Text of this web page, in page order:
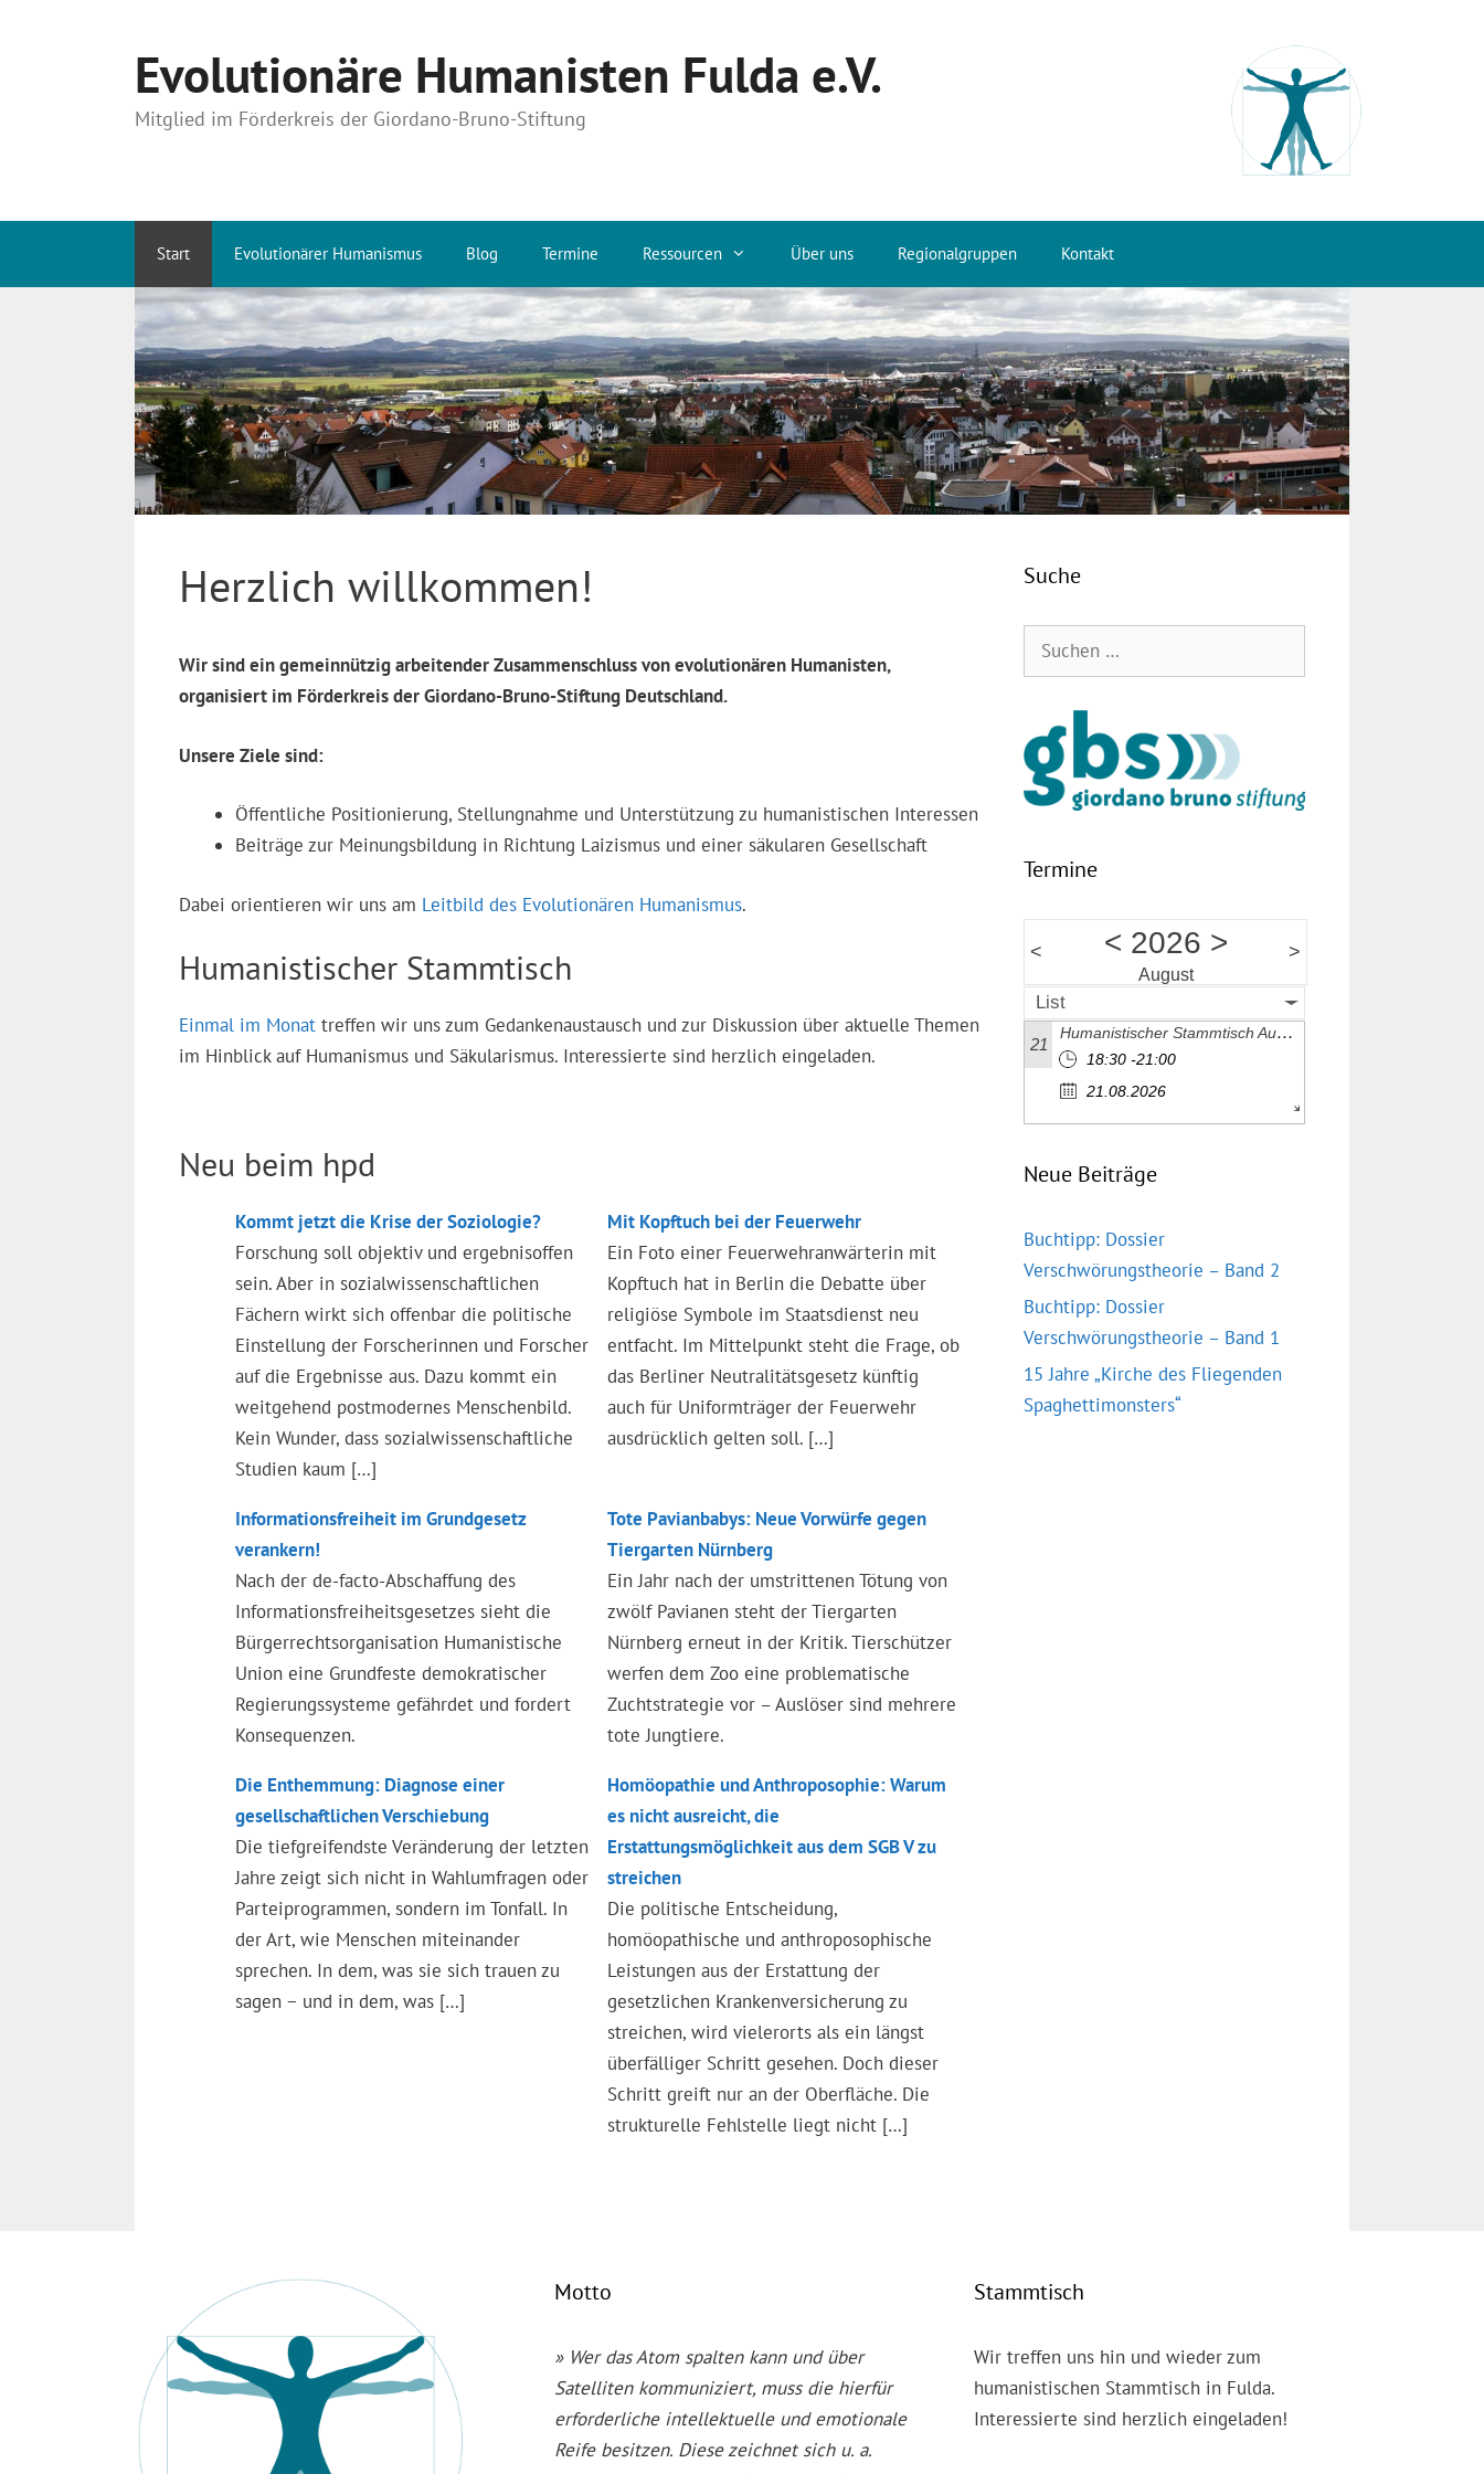
Evolutionäre Humanisten Fulda e.V.
Mitglied im Förderkreis der Giordano-Bruno-Stiftung
Start Evolutionärer Humanismus Blog Termine Ressourcen Über uns Regionalgruppen Kontakt
Herzlich willkommen!
Wir sind ein gemeinnützig arbeitender Zusammenschluss von evolutionären Humanisten,
organisiert im Förderkreis der Giordano-Bruno-Stiftung Deutschland.
Unsere Ziele sind:
Öffentliche Positionierung, Stellungnahme und Unterstützung zu humanistischen Interessen
Beiträge zur Meinungsbildung in Richtung Laizismus und einer säkularen Gesellschaft
Dabei orientieren wir uns am Leitbild des Evolutionären Humanismus.
Humanistischer Stammtisch
Einmal im Monat treffen wir uns zum Gedankenaustausch und zur Diskussion über aktuelle Themen
im Hinblick auf Humanismus und Säkularismus. Interessierte sind herzlich eingeladen.
Neu beim hpd
Kommt jetzt die Krise der Soziologie?
Forschung soll objektiv und ergebnisoffen
sein. Aber in sozialwissenschaftlichen
Fächern wirkt sich offenbar die politische
Einstellung der Forscherinnen und Forscher
auf die Ergebnisse aus. Dazu kommt ein
weitgehend postmodernes Menschenbild.
Kein Wunder, dass sozialwissenschaftliche
Studien kaum […]
Mit Kopftuch bei der Feuerwehr
Ein Foto einer Feuerwehranwärterin mit
Kopftuch hat in Berlin die Debatte über
religiöse Symbole im Staatsdienst neu
entfacht. Im Mittelpunkt steht die Frage, ob
das Berliner Neutralitätsgesetz künftig
auch für Uniformträger der Feuerwehr
ausdrücklich gelten soll. […]
Informationsfreiheit im Grundgesetz
verankern!
Nach der de-facto-Abschaffung des
Informationsfreiheitsgesetzes sieht die
Bürgerrechtsorganisation Humanistische
Union eine Grundfeste demokratischer
Regierungssysteme gefährdet und fordert
Konsequenzen.
Tote Pavianbabys: Neue Vorwürfe gegen
Tiergarten Nürnberg
Ein Jahr nach der umstrittenen Tötung von
zwölf Pavianen steht der Tiergarten
Nürnberg erneut in der Kritik. Tierschützer
werfen dem Zoo eine problematische
Zuchtstrategie vor – Auslöser sind mehrere
tote Jungtiere.
Die Enthemmung: Diagnose einer
gesellschaftlichen Verschiebung
Die tiefgreifendste Veränderung der letzten
Jahre zeigt sich nicht in Wahlumfragen oder
Parteiprogrammen, sondern im Tonfall. In
der Art, wie Menschen miteinander
sprechen. In dem, was sie sich trauen zu
sagen − und in dem, was […]
Homöopathie und Anthroposophie: Warum
es nicht ausreicht, die
Erstattungsmöglichkeit aus dem SGB V zu
streichen
Die politische Entscheidung,
homöopathische und anthroposophische
Leistungen aus der Erstattung der
gesetzlichen Krankenversicherung zu
streichen, wird vielerorts als ein längst
überfälliger Schritt gesehen. Doch dieser
Schritt greift nur an der Oberfläche. Die
strukturelle Fehlstelle liegt nicht […]
Suche
Suchen
nach:
Termine
< < 2026 >
August
>
List
21
Humanistischer Stammtisch August 2026
18:30 -21:00
21.08.2026
Neue Beiträge
Buchtipp: Dossier
Verschwörungstheorie – Band 2
Buchtipp: Dossier
Verschwörungstheorie – Band 1
15 Jahre „Kirche des Fliegenden
Spaghettimonsters“
Motto
» Wer das Atom spalten kann und über
Satelliten kommuniziert, muss die hierfür
erforderliche intellektuelle und emotionale
Reife besitzen. Diese zeichnet sich u. a.
Stammtisch
Wir treffen uns hin und wieder zum
humanistischen Stammtisch in Fulda.
Interessierte sind herzlich eingeladen!